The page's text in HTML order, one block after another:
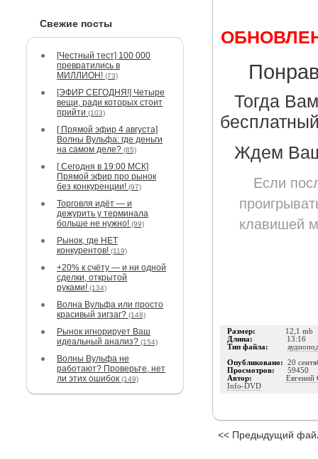
Свежие посты
[Честный тест] 100 000
превратились в
МИЛЛИОН! (73)
[ЭФИР СЕГОДНЯ!] Четыре
вещи, ради которых стоит
прийти (103)
[ Прямой эфир 4 августа]
Волны Вульфа: где деньги
на самом деле? (85)
[ Сегодня в 19:00 МСК]
Прямой эфир про рынок
без конкуренции! (97)
Торговля идёт — и
дежурить у терминала
больше не нужно! (99)
Рынок, где НЕТ
конкурентов! (119)
+20% к счёту — и ни одной
сделки, открытой
руками! (134)
Волна Вульфа или просто
красивый зигзаг? (148)
Рынок игнорирует Ваш
идеальный анализ? (154)
Волны Вульфа не
работают? Проверьте, нет
ли этих ошибок (149)
Тогда
Ждем
Если
клавишей
Размер: 12,1 mb
Длина: 13:16
Тип файла:
Опубликовано: 20
Просмотров: 59450
Автор: Евгений
Info-DVD
<< Предыдущий